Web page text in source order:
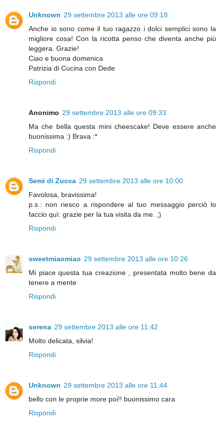
Unknown 29 settembre 2013 alle ore 09:18
Anche io sono come il tuo ragazzo i dolci semplici sono la
migliore cosa! Con la ricotta penso che diventa anche più
leggera. Grazie!
Ciao e buona domenica
Patrizia di Cucina con Dede
Rispondi
Anonimo 29 settembre 2013 alle ore 09:33
Ma che bella questa mini cheescake! Deve essere anche
buonissima :) Brava :*
Rispondi
Semi di Zucca 29 settembre 2013 alle ore 10:00
Favolosa, bravissima!
p.s.: non riesco a rispondere al tuo messaggio perciò lo
faccio quì: grazie per la tua visita da me. ;)
Rispondi
sweetmiaomiao 29 settembre 2013 alle ore 10:26
Mi piace questa tua creazione , presentata molto bene da
tenere a mente
Rispondi
serena 29 settembre 2013 alle ore 11:42
Molto delicata, silvia!
Rispondi
Unknown 29 settembre 2013 alle ore 11:44
bello con le proprie more poi!! buonissimo cara
Rispondi